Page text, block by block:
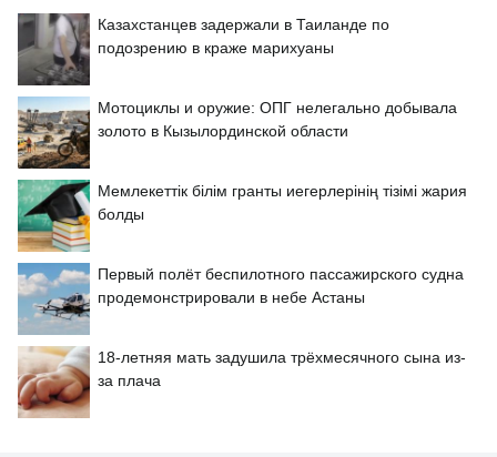
Казахстанцев задержали в Таиланде по
подозрению в краже марихуаны
Мотоциклы и оружие: ОПГ нелегально добывала
золото в Кызылординской области
Мемлекеттік білім гранты иегерлерінің тізімі жария
болды
Первый полёт беспилотного пассажирского судна
продемонстрировали в небе Астаны
18-летняя мать задушила трёхмесячного сына из-
за плача